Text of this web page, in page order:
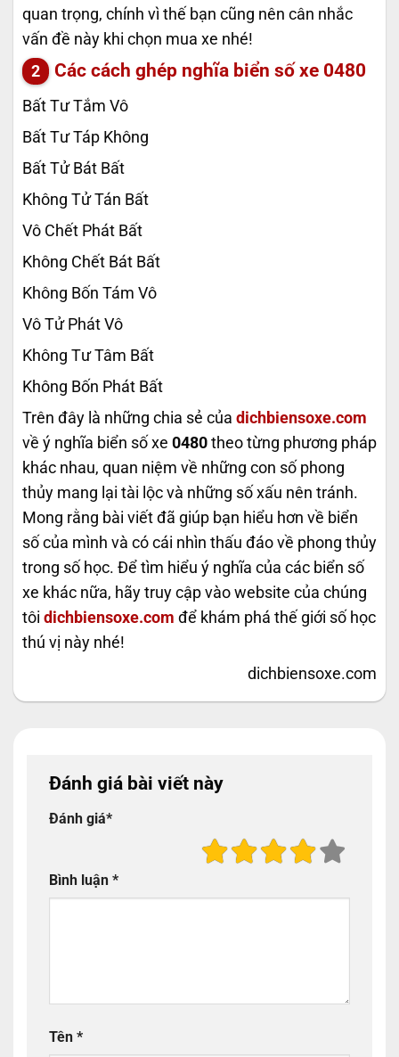
quan trọng, chính vì thế bạn cũng nên cân nhắc
vấn đề này khi chọn mua xe nhé!
Các cách ghép nghĩa biển số xe 0480
Bất Tư Tắm Vô
Bất Tư Táp Không
Bất Tử Bát Bất
Không Tử Tán Bất
Vô Chết Phát Bất
Không Chết Bát Bất
Không Bốn Tám Vô
Vô Tử Phát Vô
Không Tư Tâm Bất
Không Bốn Phát Bất
Trên đây là những chia sẻ của dichbiensoxe.com
về ý nghĩa biển số xe 0480 theo từng phương pháp
khác nhau, quan niệm về những con số phong
thủy mang lại tài lộc và những số xấu nên tránh.
Mong rằng bài viết đã giúp bạn hiểu hơn về biển
số của mình và có cái nhìn thấu đáo về phong thủy
trong số học. Để tìm hiểu ý nghĩa của các biển số
xe khác nữa, hãy truy cập vào website của chúng
tôi dichbiensoxe.com để khám phá thế giới số học
thú vị này nhé!
dichbiensoxe.com
Đánh giá bài viết này
Đánh giá*
Bình luận *
Tên *